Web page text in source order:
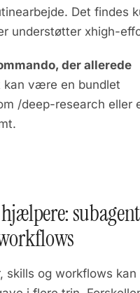
Det findes
understøtter xhigh-
der allerede
kan være en bundlet
/deep-research eller
skills og workflows kan